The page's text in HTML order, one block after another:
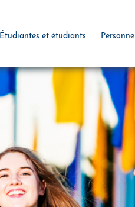
Étudiantes et étudiants Personnel